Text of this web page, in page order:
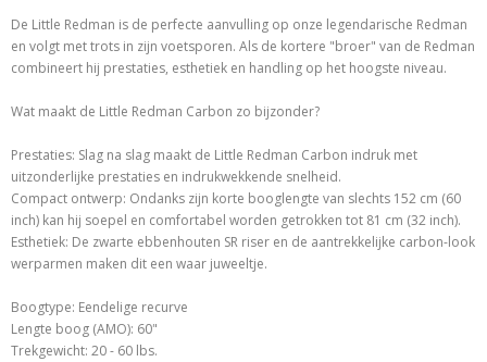
De Little Redman is de perfecte aanvulling op onze legendarische Redman
en volgt met trots in zijn voetsporen. Als de kortere "broer" van de Redman
combineert hij prestaties, esthetiek en handling op het hoogste niveau.
Wat maakt de Little Redman Carbon zo bijzonder?
Prestaties: Slag na slag maakt de Little Redman Carbon indruk met
uitzonderlijke prestaties en indrukwekkende snelheid.
Compact ontwerp: Ondanks zijn korte booglengte van slechts 152 cm (60
inch) kan hij soepel en comfortabel worden getrokken tot 81 cm (32 inch).
Esthetiek: De zwarte ebbenhouten SR riser en de aantrekkelijke carbon-look
werparmen maken dit een waar juweeltje.
Boogtype: Eendelige recurve
Lengte boog (AMO): 60"
Trekgewicht: 20 - 60 lbs.